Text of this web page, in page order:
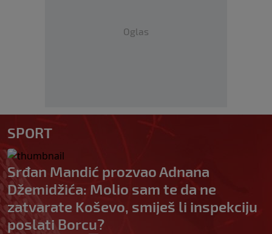
Oglas
SPORT
Srđan Mandić prozvao Adnana
Džemidžića: Molio sam te da ne
zatvarate Koševo, smiješ li inspekciju
poslati Borcu?